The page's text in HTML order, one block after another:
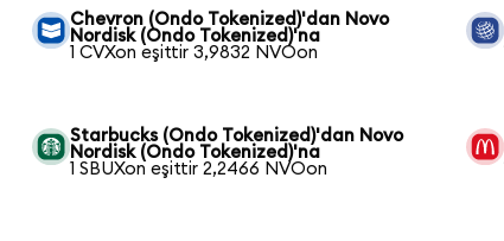
Chevron (Ondo Tokenized)'dan Novo
Nordisk (Ondo Tokenized)'na
1 CVXon eşittir 3,9832 NVOon
Starbucks (Ondo Tokenized)'dan Novo
Nordisk (Ondo Tokenized)'na
1 SBUXon eşittir 2,2466 NVOon